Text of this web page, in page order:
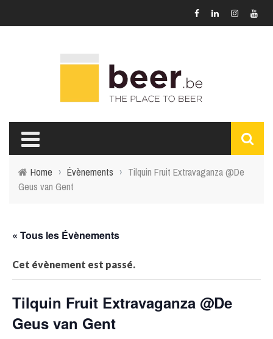
Home › Évènements › Tilquin Fruit Extravaganza @De
Geus van Gent
« Tous les Évènements
Cet évènement est passé.
Tilquin Fruit Extravaganza @De
Geus van Gent